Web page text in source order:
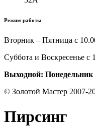
Режим работы
Вторник – Пятница с
Суббота и Воскресенье с
Выходной: Понедельник
© Золотой Мастер 2007-
Пирсинг